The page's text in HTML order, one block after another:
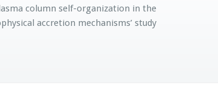
column self-organization in the
accretion mechanisms’ study